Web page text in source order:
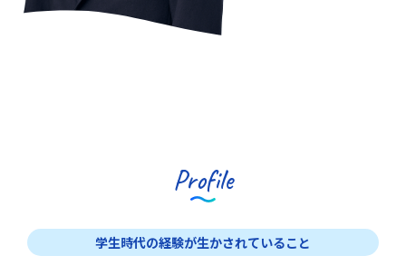
Profile
学生時代の経験が生かされていること